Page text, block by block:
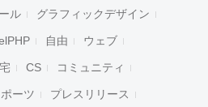
ル グラフィックデザイン
自由 ウェブ
CS コミュニティ
ーツ プレスリリース